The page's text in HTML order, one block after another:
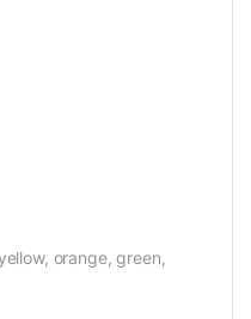
orange, green,